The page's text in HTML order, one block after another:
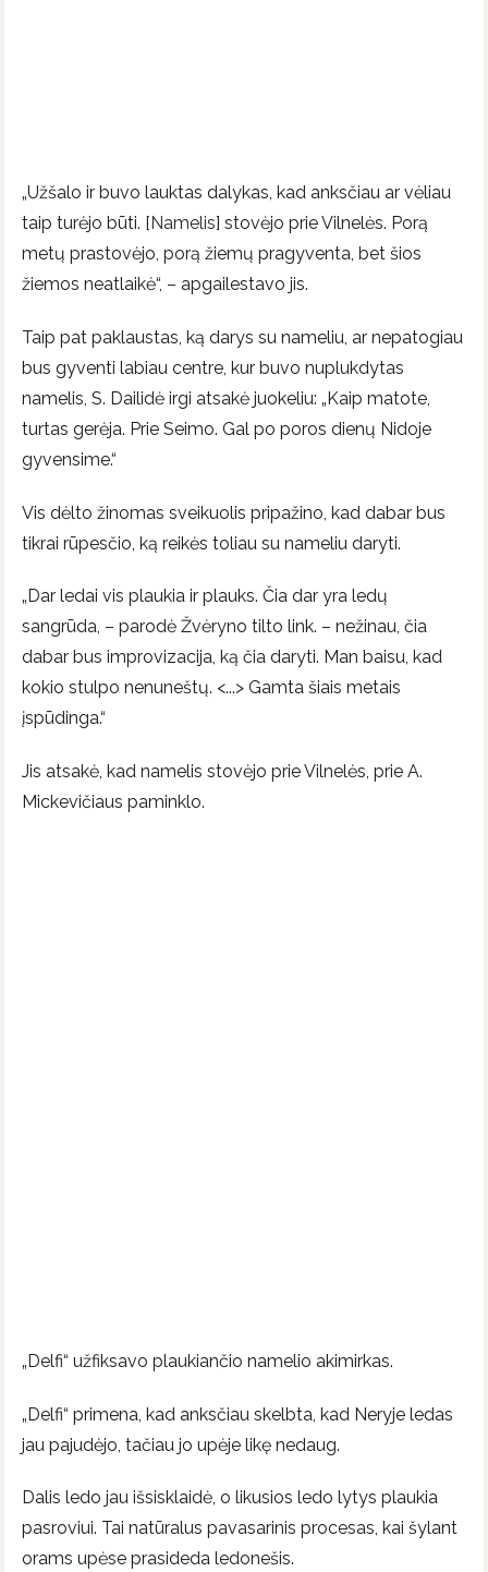
„Užšalo ir buvo lauktas dalykas, kad anksčiau ar vėliau
taip turėjo būti. [Namelis] stovėjo prie Vilnelės. Porą
metų prastovėjo, porą žiemų pragyventa, bet šios
žiemos neatlaikė“, – apgailestavo jis.
Taip pat paklaustas, ką darys su nameliu, ar nepatogiau
bus gyventi labiau centre, kur buvo nuplukdytas
namelis, S. Dailidė irgi atsakė juokeliu: „Kaip matote,
turtas gerėja. Prie Seimo. Gal po poros dienų Nidoje
gyvensime.“
Vis dėlto žinomas sveikuolis pripažino, kad dabar bus
tikrai rūpesčio, ką reikės toliau su nameliu daryti.
„Dar ledai vis plaukia ir plauks. Čia dar yra ledų
sangrūda, – parodė Žvėryno tilto link. – nežinau, čia
dabar bus improvizacija, ką čia daryti. Man baisu, kad
kokio stulpo nenuneštų. <...> Gamta šiais metais
įspūdinga.“
Jis atsakė, kad namelis stovėjo prie Vilnelės, prie A.
Mickevičiaus paminklo.
„Delfi“ užfiksavo plaukiančio namelio akimirkas.
„Delfi“ primena, kad anksčiau skelbta, kad Neryje ledas
jau pajudėjo, tačiau jo upėje likę nedaug.
Dalis ledo jau išsisklaidė, o likusios ledo lytys plaukia
pasroviui. Tai natūralus pavasarinis procesas, kai šylant
orams upėse prasideda ledonešis.